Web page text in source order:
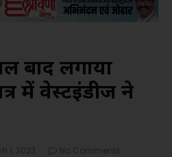
बाद लगाया
में वेस्टइंडीज ने
1, 2023
No Comments